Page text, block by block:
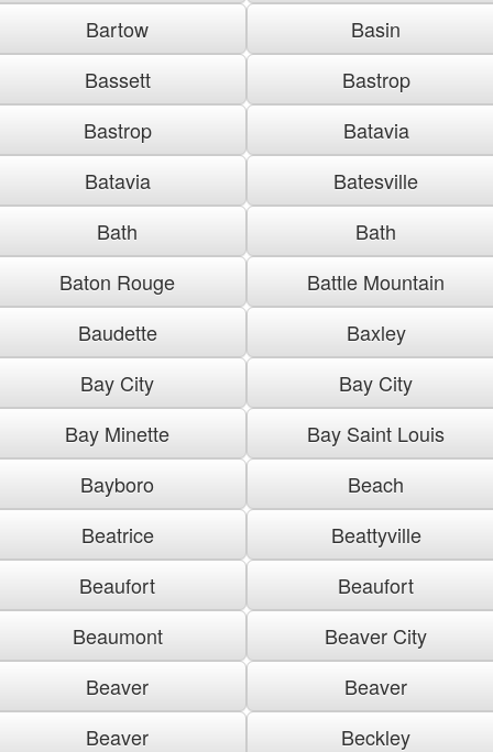
Bartow
Basin
Bassett
Bastrop
Bastrop
Batavia
Batavia
Batesville
Bath
Bath
Baton Rouge
Battle Mountain
Baudette
Baxley
Bay City
Bay City
Bay Minette
Bay Saint Louis
Bayboro
Beach
Beatrice
Beattyville
Beaufort
Beaufort
Beaumont
Beaver City
Beaver
Beaver
Beaver
Beckley